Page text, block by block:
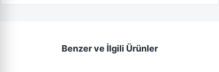
Benzer ve İlgili Ürünler